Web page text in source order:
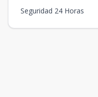
Seguridad 24 Horas